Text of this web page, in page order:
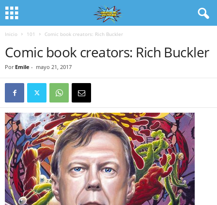
Inicio 101 Comic book creators: Rich Buckler
Comic book creators: Rich Buckler
Por Emile - mayo 21, 2017